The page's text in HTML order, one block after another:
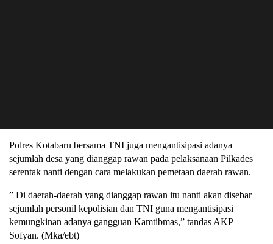
Polres Kotabaru bersama TNI juga mengantisipasi adanya
sejumlah desa yang dianggap rawan pada pelaksanaan Pilkades
serentak nanti dengan cara melakukan pemetaan daerah rawan.
” Di daerah-daerah yang dianggap rawan itu nanti akan disebar
sejumlah personil kepolisian dan TNI guna mengantisipasi
kemungkinan adanya gangguan Kamtibmas,” tandas AKP
Sofyan. (Mka/ebt)